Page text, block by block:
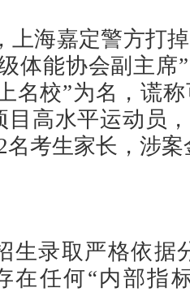
上海嘉定警方打
体能协会副主席
名校”为名，谎
目高水平运动员
名考生家长，涉
生录取严格依据
在任何“内部指